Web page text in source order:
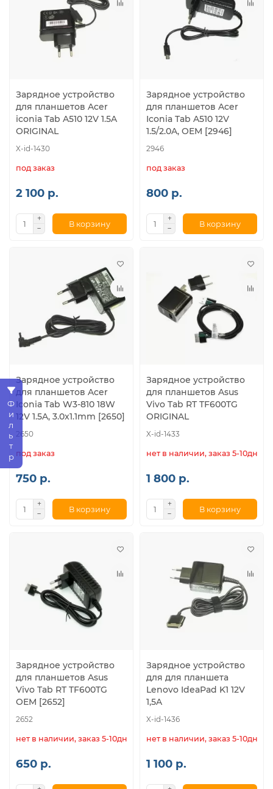
Фильтр
Зарядное устройство
для планшетов Acer
iconia Tab A510 12V 1.5A
ORIGINAL
X-id-1430
под заказ
2 100 р.
В корзину
Зарядное устройство
для планшетов Acer
Iconia Tab A510 12V
1.5/2.0A, OEM [2946]
2946
под заказ
800 р.
В корзину
Зарядное устройство
для планшетов Acer
Iconia Tab W3-810 18W
12V 1.5A, 3.0x1.1mm [2650]
2650
под заказ
750 р.
В корзину
Зарядное устройство
для планшетов Asus
Vivo Tab RT TF600TG
ORIGINAL
X-id-1433
нет в наличии, заказ 5-10дн.
1 800 р.
В корзину
Зарядное устройство
для планшетов Asus
Vivo Tab RT TF600TG
OEM [2652]
2652
нет в наличии, заказ 5-10дн.
650 р.
Зарядное устройство
для для планшета
Lenovo IdeaPad K1 12V
1,5A
X-id-1436
нет в наличии, заказ 5-10дн.
1 100 р.